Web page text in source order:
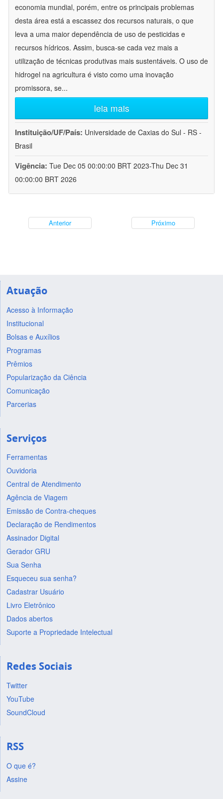
economia mundial, porém, entre os principais problemas
desta área está a escassez dos recursos naturais, o que
leva a uma maior dependência de uso de pesticidas e
recursos hídricos. Assim, busca-se cada vez mais a
utilização de técnicas produtivas mais sustentáveis. O uso de
hidrogel na agricultura é visto como uma inovação
promissora, se...
leia mais
Instituição/UF/País: Universidade de Caxias do Sul - RS -
Brasil
Vigência: Tue Dec 05 00:00:00 BRT 2023-Thu Dec 31
00:00:00 BRT 2026
Anterior Próximo
Atuação
Acesso à Informação
Institucional
Bolsas e Auxílios
Programas
Prêmios
Popularização da Ciência
Comunicação
Parcerias
Serviços
Ferramentas
Ouvidoria
Central de Atendimento
Agência de Viagem
Emissão de Contra-cheques
Declaração de Rendimentos
Assinador Digital
Gerador GRU
Sua Senha
Esqueceu sua senha?
Cadastrar Usuário
Livro Eletrônico
Dados abertos
Suporte a Propriedade Intelectual
Redes Sociais
Twitter
YouTube
SoundCloud
RSS
O que é?
Assine